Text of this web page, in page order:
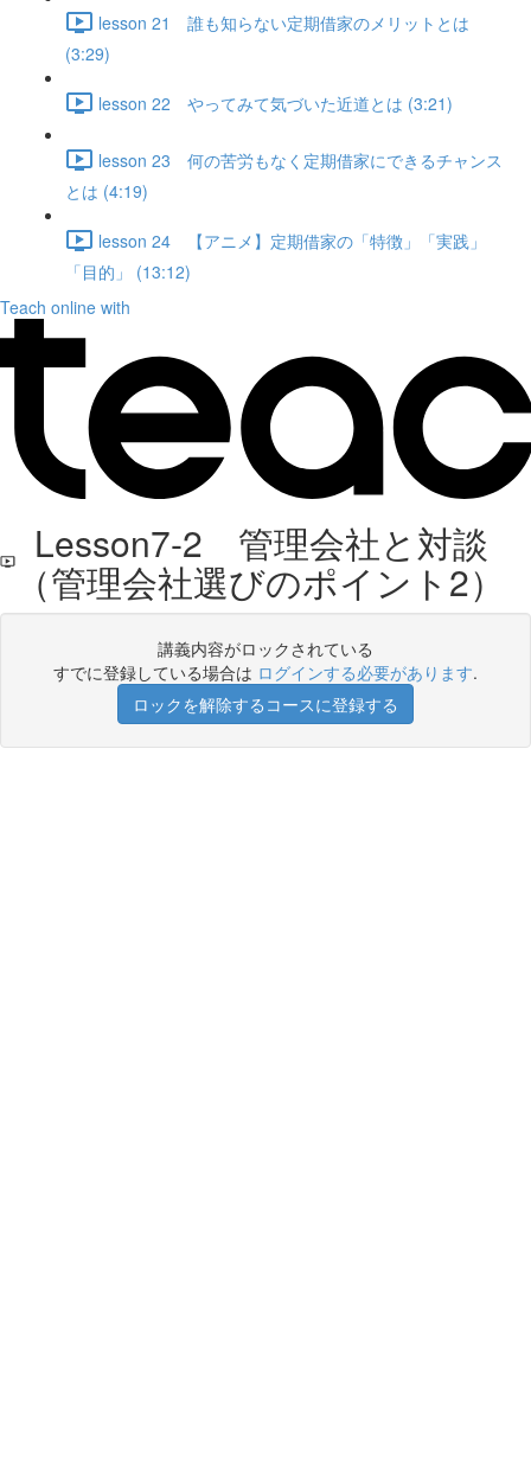
lesson 21 誰も知らない定期借家のメリットとは
(3:29)
lesson 22 やってみて気づいた近道とは (3:21)
lesson 23 何の苦労もなく定期借家にできるチャンス
とは (4:19)
lesson 24 【アニメ】定期借家の「特徴」「実践」
「目的」 (13:12)
Teach online with
Lesson7-2 管理会社と対談
（管理会社選びのポイント2）
講義内容がロックされている
すでに登録している場合は ログインする必要があります.
ロックを解除するコースに登録する